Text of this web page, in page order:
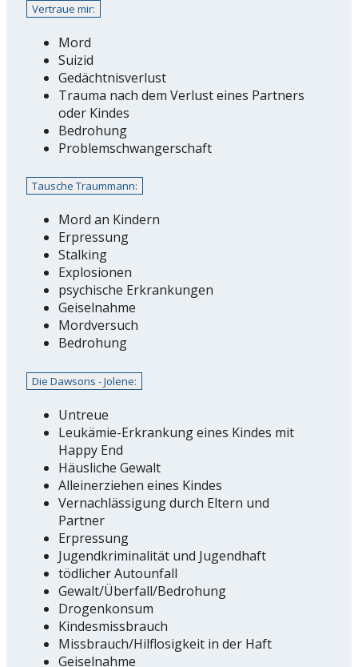
Vertraue mir:
Mord
Suizid
Gedächtnisverlust
Trauma nach dem Verlust eines Partners
oder Kindes
Bedrohung
Problemschwangerschaft
Tausche Traummann:
Mord an Kindern
Erpressung
Stalking
Explosionen
psychische Erkrankungen
Geiselnahme
Mordversuch
Bedrohung
Die Dawsons - Jolene:
Untreue
Leukämie-Erkrankung eines Kindes mit
Happy End
Häusliche Gewalt
Alleinerziehen eines Kindes
Vernachlässigung durch Eltern und
Partner
Erpressung
Jugendkriminalität und Jugendhaft
tödlicher Autounfall
Gewalt/Überfall/Bedrohung
Drogenkonsum
Kindesmissbrauch
Missbrauch/Hilflosigkeit in der Haft
Geiselnahme